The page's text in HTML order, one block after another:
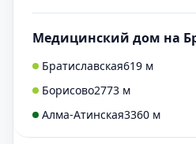
Медицинский дом на
Братиславская619 м
Борисово2773 м
Алма-Атинская3360 м